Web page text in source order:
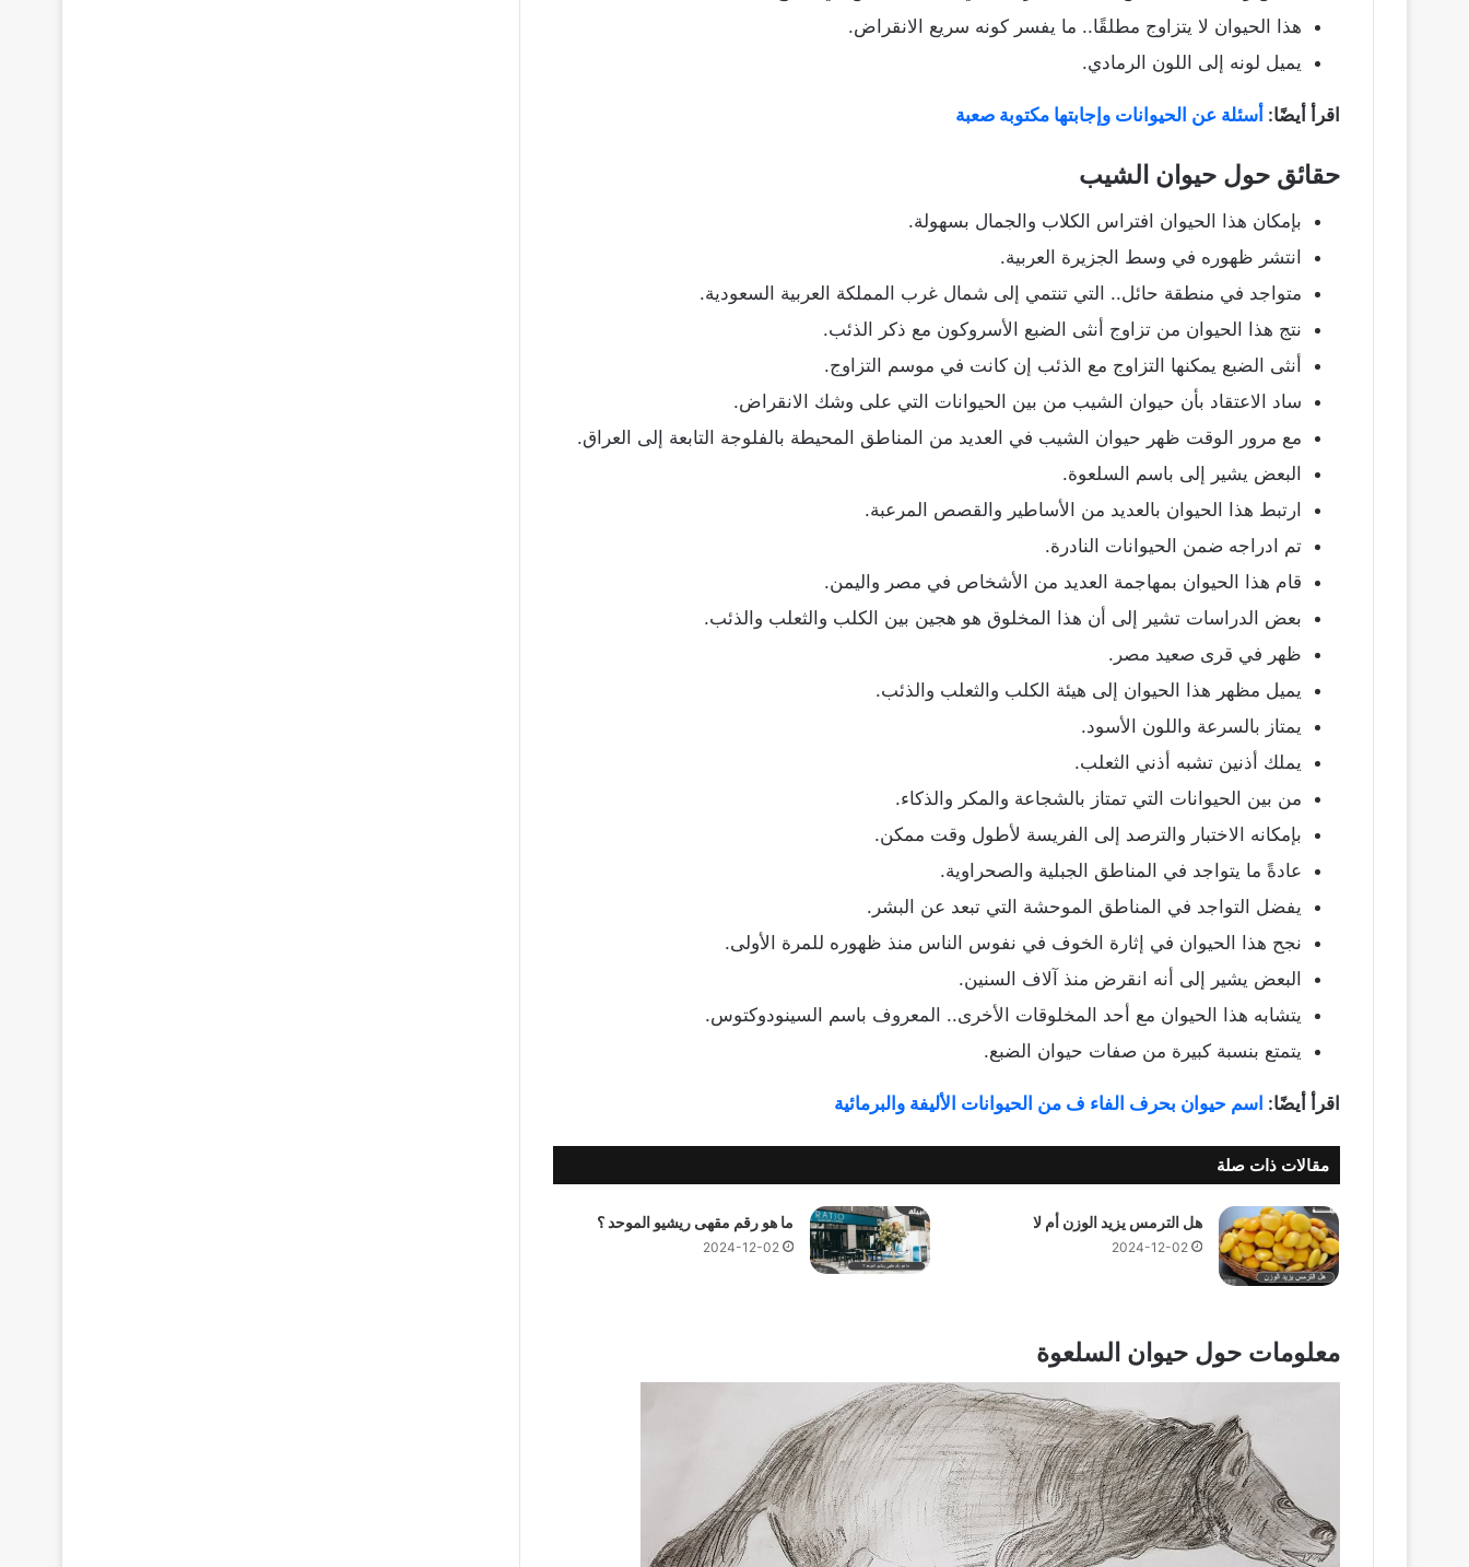
هذا الحيوان لا يتزاوج مطلقًا.. ما يفسر كونه سريع الانقراض.
يميل لونه إلى اللون الرمادي.
اقرأ أيضًا: أسئلة عن الحيوانات وإجابتها مكتوبة صعبة
حقائق حول حيوان الشيب
بإمكان هذا الحيوان افتراس الكلاب والجمال بسهولة.
انتشر ظهوره في وسط الجزيرة العربية.
متواجد في منطقة حائل.. التي تنتمي إلى شمال غرب المملكة العربية السعودية.
نتج هذا الحيوان من تزاوج أنثى الضبع الأسروكون مع ذكر الذئب.
أنثى الضبع يمكنها التزاوج مع الذئب إن كانت في موسم التزاوج.
ساد الاعتقاد بأن حيوان الشيب من بين الحيوانات التي على وشك الانقراض.
مع مرور الوقت ظهر حيوان الشيب في العديد من المناطق المحيطة بالفلوجة التابعة إلى العراق.
البعض يشير إلى باسم السلعوة.
ارتبط هذا الحيوان بالعديد من الأساطير والقصص المرعبة.
تم ادراجه ضمن الحيوانات النادرة.
قام هذا الحيوان بمهاجمة العديد من الأشخاص في مصر واليمن.
بعض الدراسات تشير إلى أن هذا المخلوق هو هجين بين الكلب والثعلب والذئب.
ظهر في قرى صعيد مصر.
يميل مظهر هذا الحيوان إلى هيئة الكلب والثعلب والذئب.
يمتاز بالسرعة واللون الأسود.
يملك أذنين تشبه أذني الثعلب.
من بين الحيوانات التي تمتاز بالشجاعة والمكر والذكاء.
بإمكانه الاختبار والترصد إلى الفريسة لأطول وقت ممكن.
عادةً ما يتواجد في المناطق الجبلية والصحراوية.
يفضل التواجد في المناطق الموحشة التي تبعد عن البشر.
نجح هذا الحيوان في إثارة الخوف في نفوس الناس منذ ظهوره للمرة الأولى.
البعض يشير إلى أنه انقرض منذ آلاف السنين.
يتشابه هذا الحيوان مع أحد المخلوقات الأخرى.. المعروف باسم السينودوكتوس.
يتمتع بنسبة كبيرة من صفات حيوان الضبع.
اقرأ أيضًا: اسم حيوان بحرف الفاء ف من الحيوانات الأليفة والبرمائية
مقالات ذات صلة
هل الترمس يزيد الوزن أم لا
2024-12-02
ما هو رقم مقهى ريشيو الموحد ؟
2024-12-02
معلومات حول حيوان السلعوة